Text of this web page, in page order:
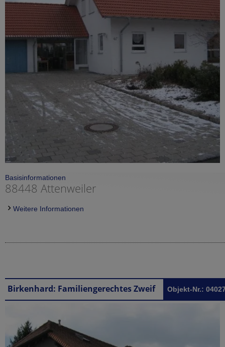
Basisinformationen
88448 Attenweiler
Weitere Informationen
Objekt-Nr.: